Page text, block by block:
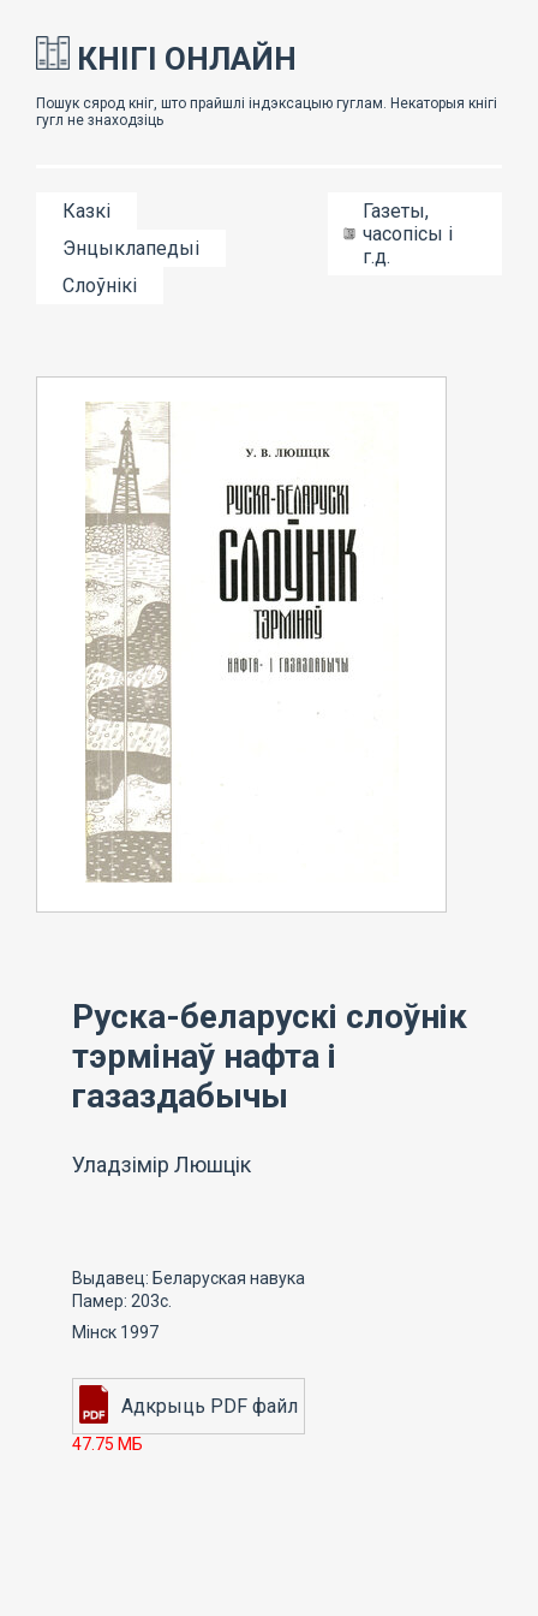
КНІГІ ОНЛАЙН
Казкі
Энцыклапедыі
Слоўнікі
Газеты,
часопісы і
г.д.
Руска-беларускі слоўнік
тэрмінаў нафта і
газаздабычы
Уладзімір Люшцік
Выдавец: Беларуская навука
Памер: 203с.
Мінск 1997
47.75 МБ